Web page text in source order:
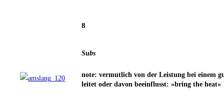
8
Subs
note: ver­mut­lich von der Leis­tung bei einem
lei­tet oder davon beein­flusst: »bring the heat«